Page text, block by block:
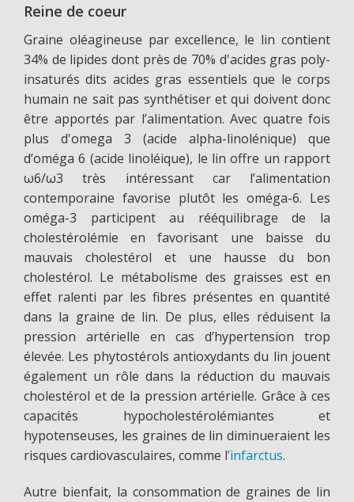
Reine de coeur
Graine oléagineuse par excellence, le lin contient
34% de lipides dont près de 70% d'acides gras poly-
insaturés dits acides gras essentiels que le corps
humain ne sait pas synthétiser et qui doivent donc
être apportés par l’alimentation. Avec quatre fois
plus d'omega 3 (acide alpha-linolénique) que
d’oméga 6 (acide linoléique), le lin offre un rapport
ω6/ω3 très intéressant car l’alimentation
contemporaine favorise plutôt les oméga-6. Les
oméga-3 participent au rééquilibrage de la
cholestérolémie en favorisant une baisse du
mauvais cholestérol et une hausse du bon
cholestérol. Le métabolisme des graisses est en
effet ralenti par les fibres présentes en quantité
dans la graine de lin. De plus, elles réduisent la
pression artérielle en cas d’hypertension trop
élevée. Les phytostérols antioxydants du lin jouent
également un rôle dans la réduction du mauvais
cholestérol et de la pression artérielle. Grâce à ces
capacités hypocholestérolémiantes et
hypotenseuses, les graines de lin diminueraient les
risques cardiovasculaires, comme l’infarctus.
Autre bienfait, la consommation de graines de lin